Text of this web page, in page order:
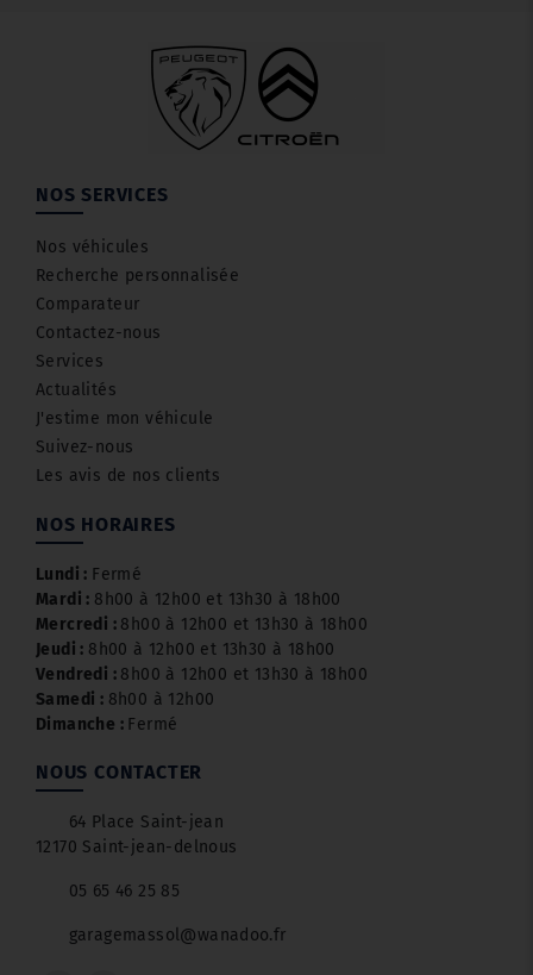
NOS SERVICES
Nos véhicules
Recherche personnalisée
Comparateur
Contactez-nous
Services
Actualités
J'estime mon véhicule
Suivez-nous
Les avis de nos clients
NOS HORAIRES
Lundi : Fermé
Mardi : 8h00 à 12h00 et 13h30 à 18h00
Mercredi : 8h00 à 12h00 et 13h30 à 18h00
Jeudi : 8h00 à 12h00 et 13h30 à 18h00
Vendredi : 8h00 à 12h00 et 13h30 à 18h00
Samedi : 8h00 à 12h00
Dimanche : Fermé
NOUS CONTACTER
64 Place Saint-jean
12170 Saint-jean-delnous
05 65 46 25 85
garagemassol@wanadoo.fr